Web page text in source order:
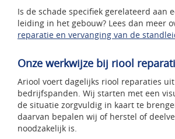
Is de schade specifiek gerelateerd aan
leiding in het gebouw? Lees dan meer
reparatie en vervanging van de
Onze werkwijze bij riool
Ariool voert dagelijks riool reparaties
bedrijfspanden. Wij starten met een
de situatie zorgvuldig in kaart te
daarvan bepalen wij of herstel of
noodzakelijk is.